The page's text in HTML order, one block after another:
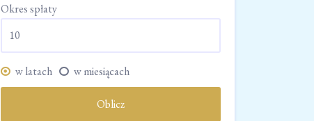
Okres spłaty
w latach w miesiącach
Oblicz